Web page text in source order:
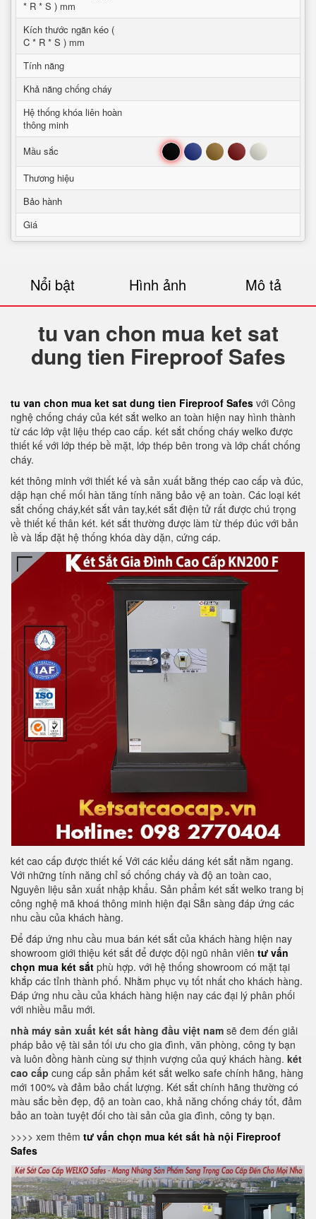
* R * S ) mm
Kích thước ngăn kéo (
C * R * S ) mm
Tính năng
Khả năng chống cháy
Hệ thống khóa liên hoàn
thông minh
Mầu sắc
Đen Xanh Nâu Đỏ Trắng
Thương hiệu
Bảo hành
Giá
Nổi bật Hình ảnh Mô tả
tu van chon mua ket sat
dung tien Fireproof Safes
tu van chon mua ket sat dung tien Fireproof Safes với Công
nghệ chống cháy của két sắt welko an toàn hiện nay hình thành
từ các lớp vật liệu thép cao cấp. két sắt chống cháy welko được
thiết kế với lớp thép bề mặt, lớp thép bên trong và lớp chất chống
cháy.
két thông minh với thiết kế và sản xuất bằng thép cao cấp và đúc,
dập hạn chế mối hàn tăng tính năng bảo vệ an toàn. Các loại két
sắt chống cháy,két sắt vân tay,két sắt điện tử rất được chú trọng
về thiết kế thân két. két sắt thường được làm từ thép đúc với bản
lề và lắp đặt hệ thống khóa dày dặn, cứng cáp.
két cao cấp được thiết kế Với các kiểu dáng két sắt nằm ngang.
Với những tính năng chỉ số chống cháy và độ an toàn cao,
Nguyên liệu sản xuất nhập khẩu. Sản phẩm két sắt welko trang bị
công nghệ mã khoá thông minh hiện đại Sẵn sàng đáp ứng các
nhu cầu của khách hàng.
Để đáp ứng nhu cầu mua bán két sắt của khách hàng hiện nay
showroom giới thiệu két sắt để được đội ngũ nhân viên tư vấn
chọn mua két sắt phù hợp. với hệ thống showroom có mặt tại
khắp các tỉnh thành phố. Nhằm phục vụ tốt nhất cho khách hàng.
Đáp ứng nhu cầu của khách hàng hiện nay các đại lý phân phối
với nhiều mẫu mới.
nhà máy sản xuất két sắt hàng đầu việt nam sẽ đem đến giải
pháp bảo vệ tài sản tối ưu cho gia đình, văn phòng, công ty bạn
và luôn đồng hành cùng sự thịnh vượng của quý khách hàng. két
cao cấp cung cấp sản phẩm két sắt welko safe chính hãng, hàng
mới 100% và đảm bảo chất lượng. Két sắt chính hãng thường có
màu sắc bền đẹp, độ an toàn cao, khả năng chống cháy tốt, đảm
bảo an toàn tuyệt đối cho tài sản của gia đình, công ty bạn.
>>>> xem thêm tư vấn chọn mua két sắt hà nội Fireproof
Safes